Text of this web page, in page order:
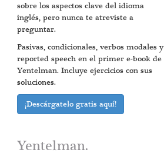
sobre los aspectos clave del idioma
inglés, pero nunca te atreviste a
preguntar.
Pasivas, condicionales, verbos modales y
reported speech en el primer e-book de
Yentelman. Incluye ejercicios con sus
soluciones.
¡Descárgatelo gratis aquí!
Yentelman.